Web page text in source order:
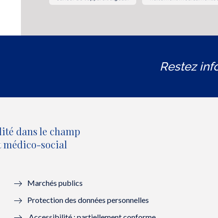
Restez
dans le champ
médico-social
Marchés publics
Protection des données personnelles